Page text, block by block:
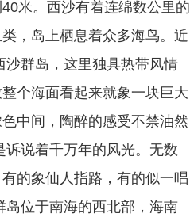
米。西沙有着连绵数公里的
，岛上栖息着众多海鸟。近
群岛，这里独具热带风情
个海面看起来就象一块巨大
中间，陶醉的感受不禁油然
说着千万年的风光。无数
的象仙人指路，有的似一唱
位于南海的西北部，海南